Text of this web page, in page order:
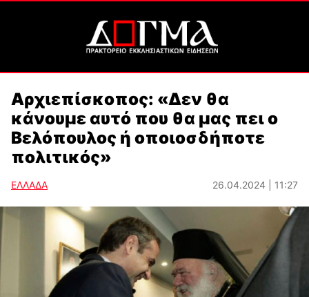
Αρχιεπίσκοπος: «Δεν θα
κάνουμε αυτό που θα μας πει ο
Βελόπουλος ή οποιοσδήποτε
πολιτικός»
ΕΛΛΑΔΑ 26.04.2024 | 11:27